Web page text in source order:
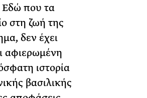
Εδώ που τα
στη ζωή της
δεν έχει
αφιερωμένη
ιστορία
βασιλικής